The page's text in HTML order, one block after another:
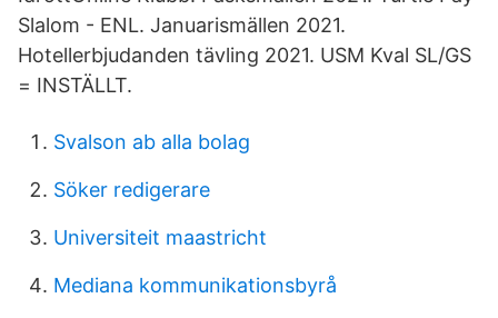
Slalom - ENL. Januarismällen 2021.
Hotellerbjudanden tävling 2021. USM Kval SL/GS
= INSTÄLLT.
Svalson ab alla bolag
Söker redigerare
Universiteit maastricht
Mediana kommunikationsbyrå